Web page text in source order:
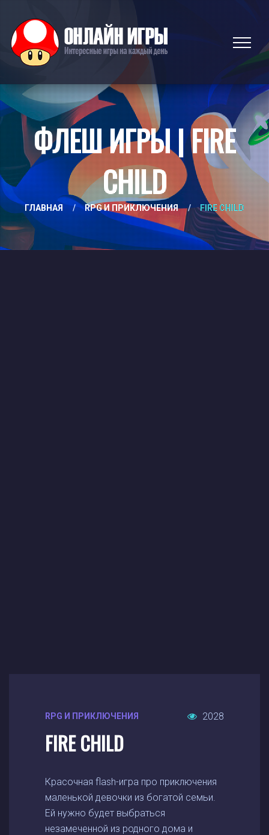
ФЛЕШ ИГРЫ | FIRE
CHILD
ГЛАВНАЯ / RPG И ПРИКЛЮЧЕНИЯ / FIRE CHILD
RPG И ПРИКЛЮЧЕНИЯ 2028
FIRE CHILD
Красочная flash-игра про приключения
маленькой девочки из богатой семьи.
Ей нужно будет выбраться
незамеченной из родного дома и